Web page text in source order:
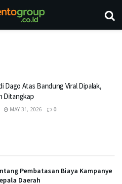
Dago Atas Bandung Viral Dipalak,
Ditangkap
MAY 31, 2026 0
Pembatasan Biaya Kampanye
Daerah